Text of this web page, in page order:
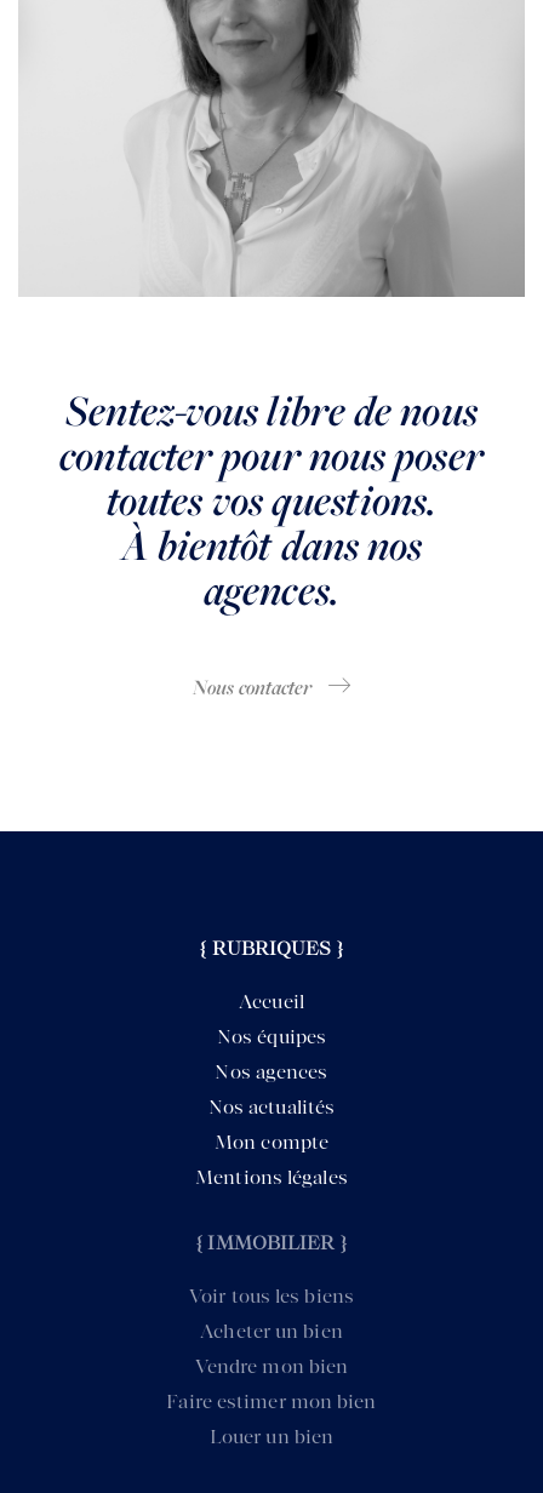
Sentez-vous libre de nous
contacter pour nous poser
toutes vos questions.
À bientôt dans nos
agences.
Nous contacter
{ RUBRIQUES }
Accueil
Nos équipes
Nos agences
Nos actualités
Mon compte
Mentions légales
{ IMMOBILIER }
Voir tous les biens
Acheter un bien
Vendre mon bien
Faire estimer mon bien
Louer un bien